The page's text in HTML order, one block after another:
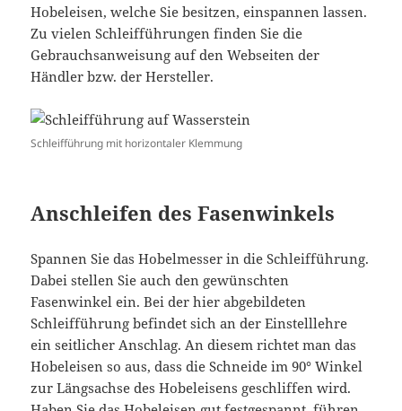
Hobeleisen, welche Sie besitzen, einspannen lassen.
Zu vielen Schleifführungen finden Sie die
Gebrauchsanweisung auf den Webseiten der
Händler bzw. der Hersteller.
Schleifführung mit horizontaler Klemmung
Anschleifen des Fasenwinkels
Spannen Sie das Hobelmesser in die Schleifführung.
Dabei stellen Sie auch den gewünschten
Fasenwinkel ein. Bei der hier abgebildeten
Schleifführung befindet sich an der Einstelllehre
ein seitlicher Anschlag. An diesem richtet man das
Hobeleisen so aus, dass die Schneide im 90° Winkel
zur Längsachse des Hobeleisens geschliffen wird.